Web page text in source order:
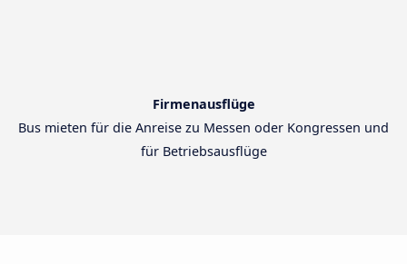
Firmenausflüge
Bus mieten für die Anreise zu Messen oder Kongressen und
für Betriebsausflüge